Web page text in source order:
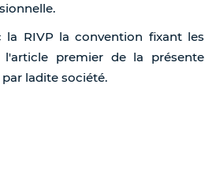
RIVP la convention fixant les
premier de la présente
ladite société.